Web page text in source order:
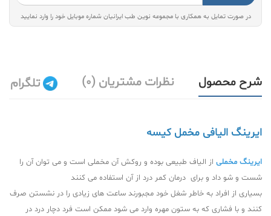
در صورت تمایل به همکاری با مجموعه نوین طب ایرانیان شماره موبایل خود را وارد نمایید
شرح محصول نظرات مشتریان (0) تلگرام
ایرینگ الیافی مخمل کیسه
ایرینگ مخملی از الیاف طبیعی بوده و روکش آن مخملی است و می توان آن را
شست و شو داد و برای درمان کمر درد از آن استفاده می کنند
بسیاری از افراد به خاطر شغل خود مجبورند ساعت های زیادی را در نشستن صرف
کنند و با فشاری که به ستون مهره وارد می شود ممکن است فرد دچار درد در